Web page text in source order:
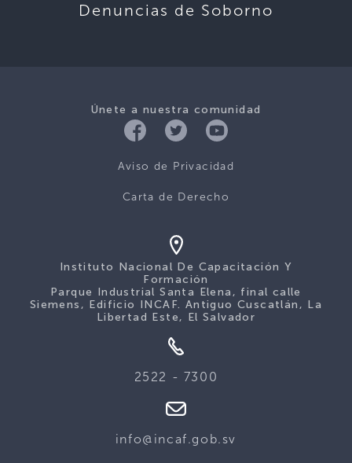
Denuncias de Soborno
Únete a nuestra comunidad
Aviso de Privacidad
Carta de Derecho
Instituto Nacional De Capacitación Y
Formación
Parque Industrial Santa Elena, final calle
Siemens, Edificio INCAF. Antiguo Cuscatlán, La
Libertad Este, El Salvador
2522 - 7300
info@incaf.gob.sv